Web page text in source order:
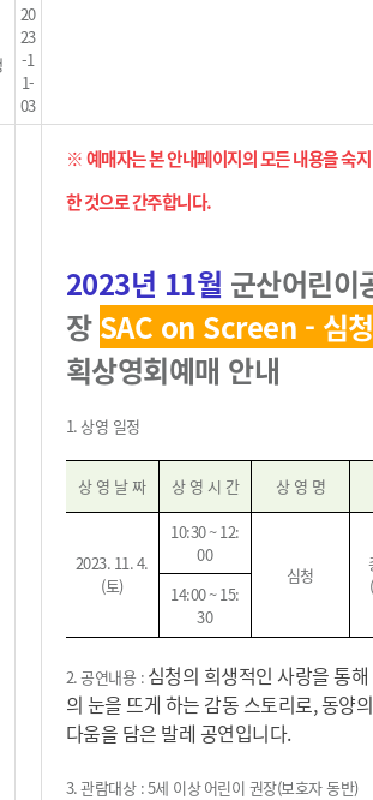
20
23
-1
1-
03
※ 예매자는 본 안내페이지의 모든 내용을 숙
한 것으로 간주합니다.
2023년 11월 군산어린이
장SAC on Screen - 심청
획상영회예매 안내
1. 상영 일정
상 영 날 짜 상 영 시 간 상 영 명
2023. 11. 4.
(토)
10:30 ~ 12:
00
심청
14:00 ~ 15:
30
2.공연내용 : 심청의 희생적인 사랑을 통
의 눈을 뜨게 하는 감동 스토리로, 동양
다움을 담은 발레 공연입니다.
3.관람대상 : 5세 이상어린이 권장(보호자 동반)